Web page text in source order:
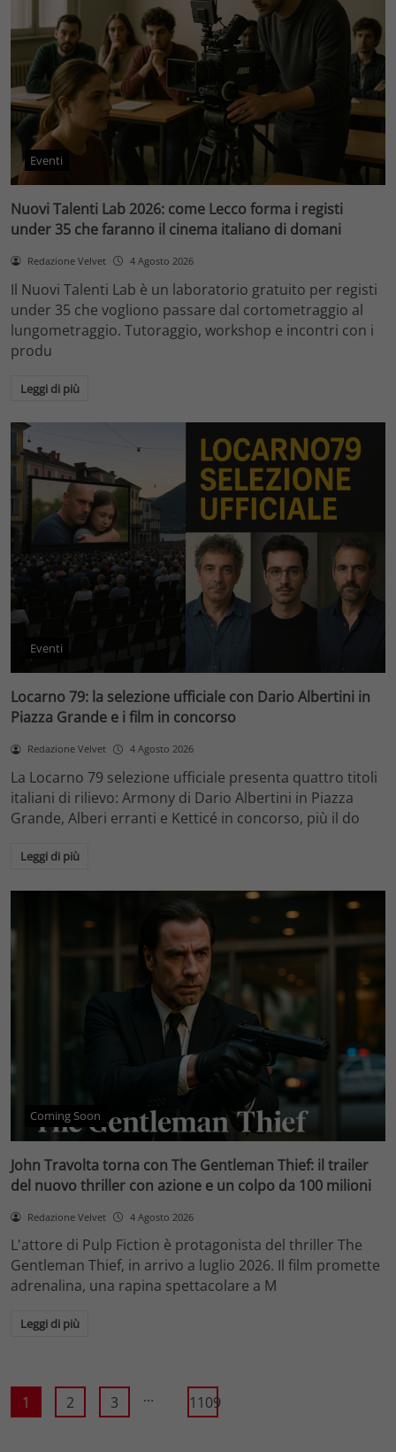
Eventi
Nuovi Talenti Lab 2026: come Lecco forma i registi
under 35 che faranno il cinema italiano di domani
Redazione Velvet 4 Agosto 2026
Il Nuovi Talenti Lab è un laboratorio gratuito per registi
under 35 che vogliono passare dal cortometraggio al
lungometraggio. Tutoraggio, workshop e incontri con i
produ
Leggi di più
Eventi
Locarno 79: la selezione ufficiale con Dario Albertini in
Piazza Grande e i film in concorso
Redazione Velvet 4 Agosto 2026
La Locarno 79 selezione ufficiale presenta quattro titoli
italiani di rilievo: Armony di Dario Albertini in Piazza
Grande, Alberi erranti e Ketticé in concorso, più il do
Leggi di più
Coming Soon
John Travolta torna con The Gentleman Thief: il trailer
del nuovo thriller con azione e un colpo da 100 milioni
Redazione Velvet 4 Agosto 2026
L'attore di Pulp Fiction è protagonista del thriller The
Gentleman Thief, in arrivo a luglio 2026. Il film promette
adrenalina, una rapina spettacolare a M
Leggi di più
1 2 3 ... 1109